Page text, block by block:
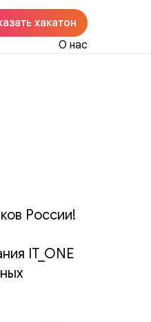
хакатон
О нас
России!
IT_ONE